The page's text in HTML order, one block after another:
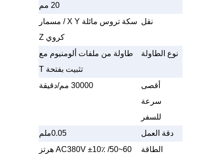
20 مم
نقل
سكة تروس مائلة X Y / مسمار
كروي Z
نوع الطاولة
طاولة من ملفات ألومنيوم مع
تثبيت بفتحة T
أقصى
سرعة
للسفر
30000 مم/دقيقة
دقة العمل
0.05ملم
الطاقة
AC380V ±10٪ /50~60 هرتز